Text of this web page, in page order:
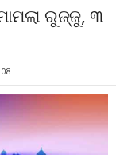
ରୁଜ୍ଜୁ, ୩